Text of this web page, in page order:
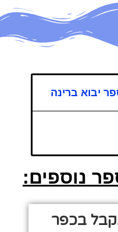
יבוא ברינה
נוספים:
בכפר